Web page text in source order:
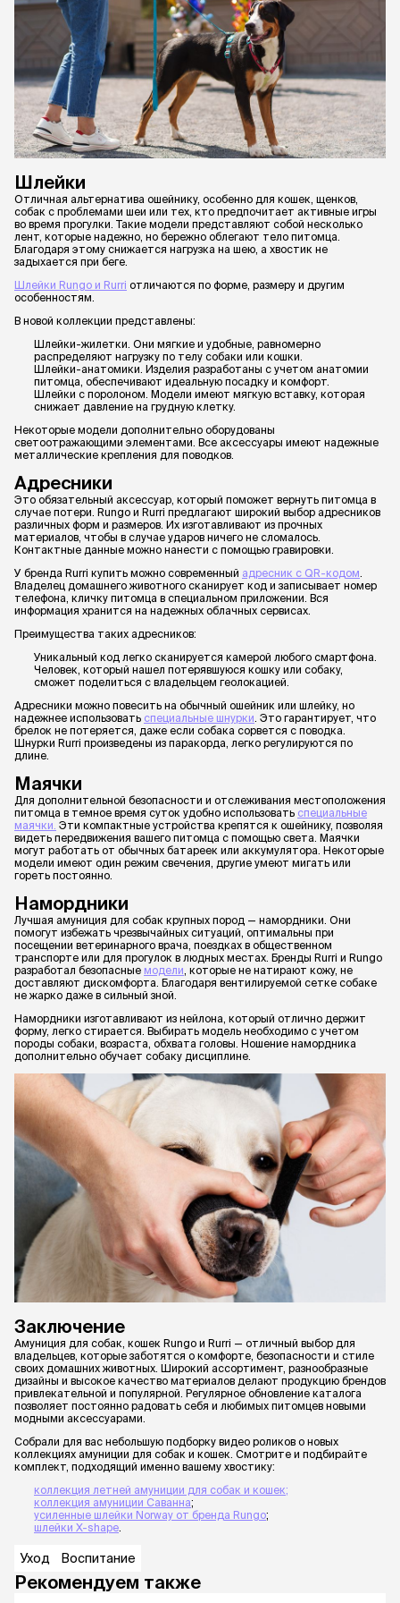
Шлейки
Отличная альтернатива ошейнику, особенно для кошек, щенков,
собак с проблемами шеи или тех, кто предпочитает активные игры
во время прогулки. Такие модели представляют собой несколько
лент, которые надежно, но бережно облегают тело питомца.
Благодаря этому снижается нагрузка на шею, а хвостик не
задыхается при беге.
Шлейки Rungo и Rurri отличаются по форме, размеру и другим
особенностям.
В новой коллекции представлены:
Шлейки-жилетки. Они мягкие и удобные, равномерно
распределяют нагрузку по телу собаки или кошки.
Шлейки-анатомики. Изделия разработаны с учетом анатомии
питомца, обеспечивают идеальную посадку и комфорт.
Шлейки с поролоном. Модели имеют мягкую вставку, которая
снижает давление на грудную клетку.
Некоторые модели дополнительно оборудованы
светоотражающими элементами. Все аксессуары имеют надежные
металлические крепления для поводков.
Адресники
Это обязательный аксессуар, который поможет вернуть питомца в
случае потери. Rungo и Rurri предлагают широкий выбор адресников
различных форм и размеров. Их изготавливают из прочных
материалов, чтобы в случае ударов ничего не сломалось.
Контактные данные можно нанести с помощью гравировки.
У бренда Rurri купить можно современный адресник с QR-кодом
Владелец домашнего животного сканирует код и записывает номер
телефона, кличку питомца в специальном приложении. Вся
информация хранится на надежных облачных сервисах.
Преимущества таких адресников:
Уникальный код легко сканируется камерой любого смартфона.
Человек, который нашел потерявшуюся кошку или собаку,
сможет поделиться с владельцем геолокацией.
Адресники можно повесить на обычный ошейник или шлейку, но
надежнее использовать специальные шнурки . Это гарантирует, что
брелок не потеряется, даже если собака сорвется с поводка.
Шнурки Rurri произведены из паракорда, легко регулируются по
длине.
Маячки
Для дополнительной безопасности и отслеживания местоположения
питомца в темное время суток удобно использовать специальные
маячки. Эти компактные устройства крепятся к ошейнику, позволяя
видеть передвижения вашего питомца с помощью света. Маячки
могут работать от обычных батареек или аккумулятора. Некоторые
модели имеют один режим свечения, другие умеют мигать или
гореть постоянно.
Намордники
Лучшая амуниция для собак крупных пород — намордники. Они
помогут избежать чрезвычайных ситуаций, оптимальны при
посещении ветеринарного врача, поездках в общественном
транспорте или для прогулок в людных местах. Бренды Rurri и Rungo
разработал безопасные модели , которые не натирают кожу, не
доставляют дискомфорта. Благодаря вентилируемой сетке собаке
не жарко даже в сильный зной.
Намордники изготавливают из нейлона, который отлично держит
форму, легко стирается. Выбирать модель необходимо с учетом
породы собаки, возраста, обхвата головы. Ношение намордника
дополнительно обучает собаку дисциплине.
Заключение
Амуниция для собак, кошек Rungo и Rurri — отличный выбор для
владельцев, которые заботятся о комфорте, безопасности и стиле
своих домашних животных. Широкий ассортимент, разнообразные
дизайны и высокое качество материалов делают продукцию брендов
привлекательной и популярной. Регулярное обновление каталога
позволяет постоянно радовать себя и любимых питомцев новыми
модными аксессуарами.
Собрали для вас небольшую подборку видео роликов о новых
коллекциях амуниции для собак и кошек. Смотрите и подбирайте
комплект, подходящий именно вашему хвостику:
коллекция летней амуниции для собак и кошек;
коллекция амуниции Саванна;
усиленные шлейки Norway от бренда Rungo;
шлейки X-shape
Уход Воспитание
Рекомендуем также